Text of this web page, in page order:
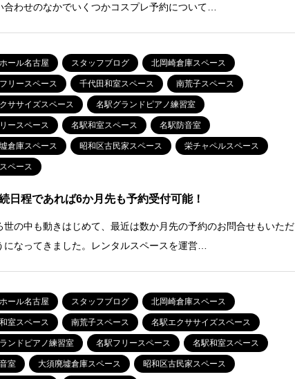
合わせのなかでいくつかコスプレ予約について…
ール名古屋 スタッフブログ 北岡崎倉庫スペース
リースペース 千代田和室スペース 南荒子スペース
ササイズスペース 名駅グランドピアノ練習室
ースペース 名駅和室スペース 名駅防音室
倉庫スペース 昭和区古民家スペース 栄チャペルスペース
ペース
日程であれば6か月先も予約受付可能！
世の中も動きはじめて、最近は数か月先の予約のお問合せもいただ
になってきました。レンタルスペースを運営…
ール名古屋 スタッフブログ 北岡崎倉庫スペース
室スペース 南荒子スペース 名駅エクササイズスペース
ンドピアノ練習室 名駅フリースペース 名駅和室スペース
室 大須廃墟倉庫スペース 昭和区古民家スペース